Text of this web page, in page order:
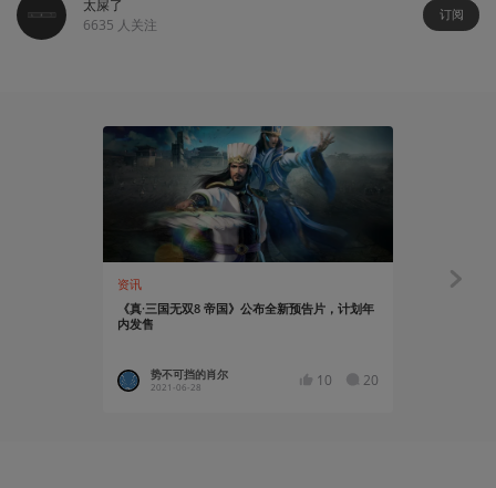
太屎了
6635 人关注
订阅
资讯
《真·三国无双8 帝国》公布全新预告片，计划年
内发售
势不可挡的肖尔
2021-06-28 10 20
有感而发